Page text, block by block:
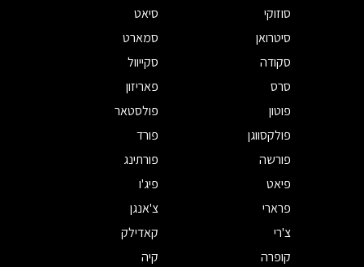
סוזוקי
סיאט
סיטרואן
סמארט
סקודה
סקייוול
סרס
פאריזון
פוטון
פולסטאר
פולקסווגן
פורד
פורשה
פורתינג
פיאט
פיג'ו
פרארי
צ'אנגן
צ'רי
קאדילק
קופרה
קיה